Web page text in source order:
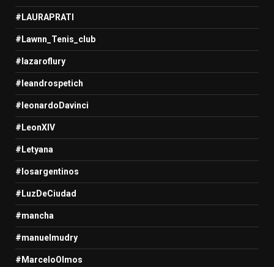
#LAURAPRATI
#Lawnn_Tenis_club
#lazaroflury
#leandrospetich
#leonardoDavinci
#LeonXIV
#Letyana
#losargentinos
#LuzDeCiudad
#mancha
#manuelmudry
#MarceloOlmos